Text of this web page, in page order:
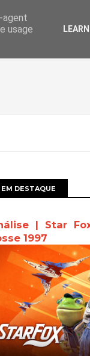
EM DESTAQUE
| Star
1997
agent
usage